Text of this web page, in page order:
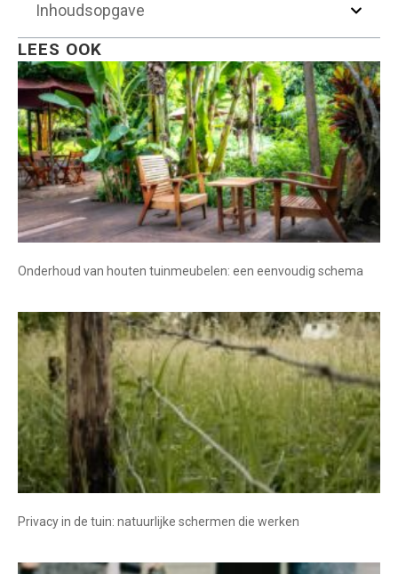
Inhoudsopgave
LEES OOK
Onderhoud van houten tuinmeubelen: een eenvoudig schema
Privacy in de tuin: natuurlijke schermen die werken